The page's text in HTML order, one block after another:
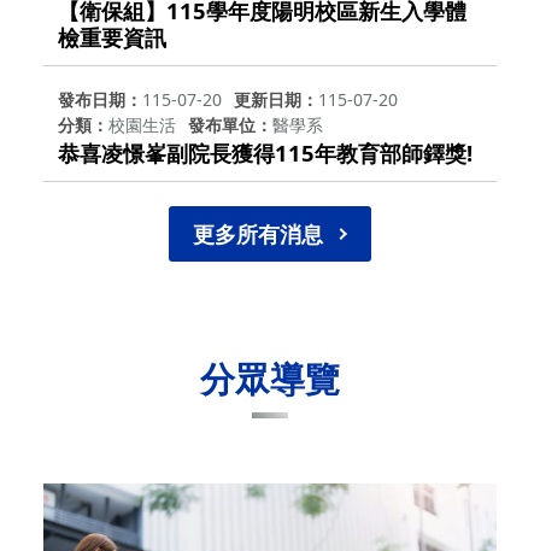
【衛保組】115學年度陽明校區新生入學體
檢重要資訊
發布日期 115-07-20 更新日期
115-07-20
分類
校園生活 發布單位 醫學系
恭喜凌憬峯副院長獲得115年教育部師鐸獎!
更多所有消息
分眾導覽